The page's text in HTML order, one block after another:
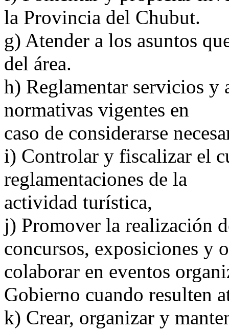
la Provincia del Chubut.
g) Atender a los asuntos
del área.
h) Reglamentar servicios y
normativas vigentes en
caso de considerarse
i) Controlar y fiscalizar el
reglamentaciones de la
actividad turística,
j) Promover la realización
concursos, exposiciones y
colaborar en eventos
Gobierno cuando resulten
k) Crear, organizar y